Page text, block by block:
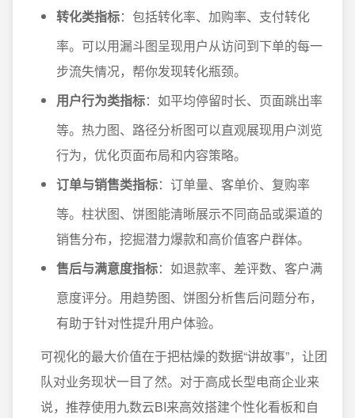
转化类指标：包括转化率、加购率、支付转化
率。可以用漏斗图呈现用户从访问到下单的每一
步流失情况，帮你发现转化瓶颈。
用户行为类指标：如平均停留时长、页面跳出率
等。热力图、路径分析图可以直观展现用户浏览
行为，优化页面布局和内容策略。
订单与销售类指标：订单量、客单价、复购率
等。柱状图、饼图能清晰展示不同商品或渠道的
销售分布，挖掘潜力爆款和高价值客户群体。
售后与满意度指标：如退款率、差评数、客户满
意度评分。用趋势图、饼图分析售后问题分布，
有助于针对性提升用户体验。
可视化的最大价值在于把枯燥的数据“讲故事”，让团
队对业务现状一目了然。对于高成长型电商企业来
说，推荐使用九数云BI来高效搭建个性化看板和自